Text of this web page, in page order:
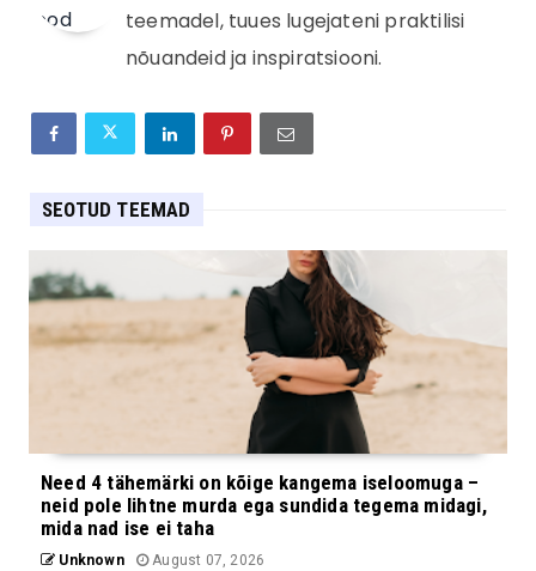
teemadel, tuues lugejateni praktilisi
nõuandeid ja inspiratsiooni.
SEOTUD TEEMAD
Need 4 tähemärki on kõige kangema iseloomuga –
neid pole lihtne murda ega sundida tegema midagi,
mida nad ise ei taha
Unknown August 07, 2026